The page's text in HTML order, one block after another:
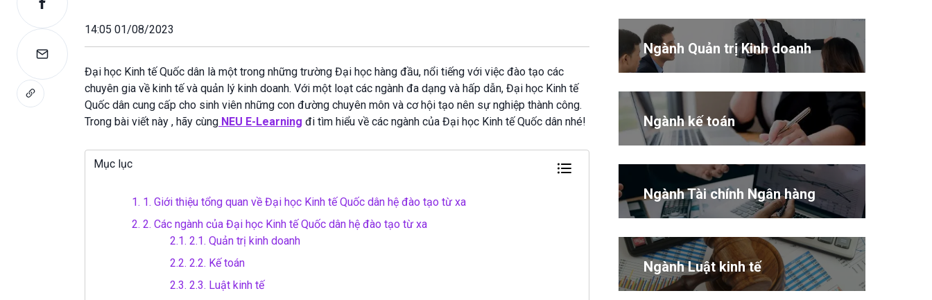
14:05 01/08/2023
Đại học Kinh tế Quốc dân là một trong những trường Đại học hàng đầu, nổi tiếng với việc đào tạo các
chuyên gia về kinh tế và quản lý kinh doanh. Với một loạt các ngành đa dạng và hấp dẫn, Đại học Kinh tế
Quốc dân cung cấp cho sinh viên những con đường chuyên môn và cơ hội tạo nên sự nghiệp thành công.
Trong bài viết này , hãy cùng NEU E-Learning đi tìm hiểu về các ngành của Đại học Kinh tế Quốc dân nhé!
Mục lục
1. 1. Giới thiệu tổng quan về Đại học Kinh tế Quốc dân hệ đào tạo từ xa
2. 2. Các ngành của Đại học Kinh tế Quốc dân hệ đào tạo từ xa
2.1. 2.1. Quản trị kinh doanh
2.2. 2.2. Kế toán
2.3. 2.3. Luật kinh tế
Ngành Quản trị Kinh doanh
Ngành kế toán
Ngành Tài chính Ngân hàng
Ngành Luật kinh tế